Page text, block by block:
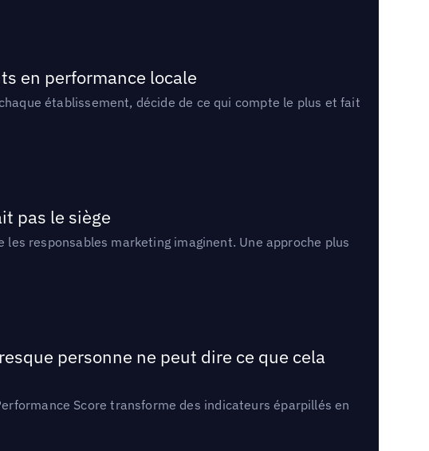
en performance locale
établissement, décide de ce qui compte le plus et fait
pas le siège
les responsables marketing imaginent. Une approche plus
personne ne peut dire ce que cela
Score transforme des indicateurs éparpillés en